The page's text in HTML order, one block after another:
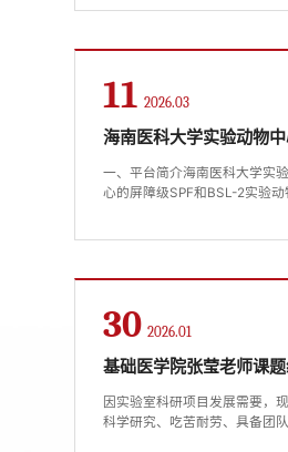
11 2026.03
海南医科大学实验动物
一、平台简介海南医科大学实
心的屏障级SPF和BSL-2实验
30 2026.01
基础医学院张莹老师课
因实验室科研项目发展需要，
科学研究、吃苦耐劳、具备团